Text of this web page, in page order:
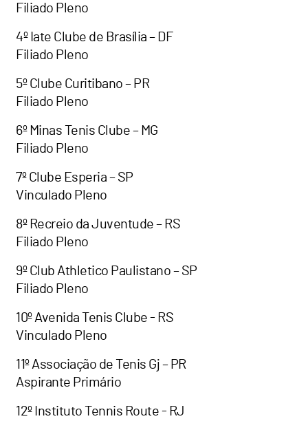
Filiado Pleno
4º Iate Clube de Brasília – DF
Filiado Pleno
5º Clube Curitibano – PR
Filiado Pleno
6º Minas Tenis Clube – MG
Filiado Pleno
7º Clube Esperia – SP
Vinculado Pleno
8º Recreio da Juventude – RS
Filiado Pleno
9º Club Athletico Paulistano – SP
Filiado Pleno
10º Avenida Tenis Clube - RS
Vinculado Pleno
11º Associação de Tenis Gj – PR
Aspirante Primário
12º Instituto Tennis Route - RJ